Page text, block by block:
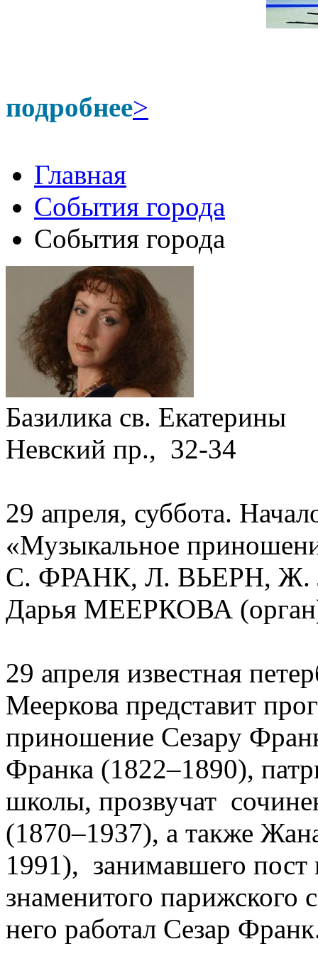
подробнее>
Главная
События города
События города
Базилика св. Екатерины
Невский пр., 32-34
29 апреля, суббота.
«Музыкальное
С. ФРАНК, Л. ВЬЕРН,
Дарья МЕЕРКОВА
29 апреля известная
Мееркова представит
приношение Сезару
Франка (1822–1890),
школы, прозвучат
(1870–1937), а также
1991), занимавшего пост
знаменитого парижского
него работал Сезар